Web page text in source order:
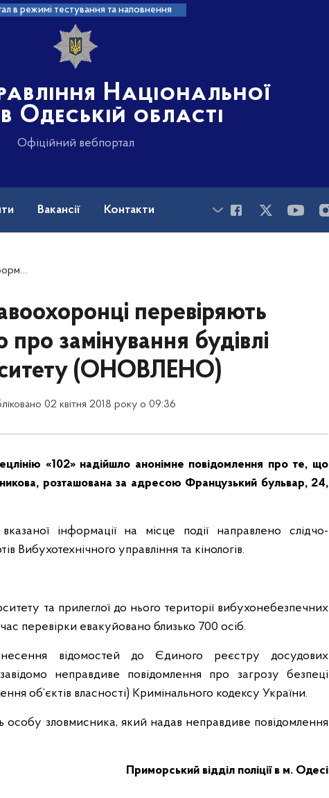
в режимі тестування та наповнення
Національної
в Одеській області
Офіційний вебпортал
Вакансії Контакти
перевіряють
замінування будівлі
(ОНОВЛЕНО)
02 квітня 2018 року о 09:36
«102» надійшло анонімне повідомлення про те, що
розташована за адресою Французький бульвар, 24,
інформації на місце події направлено слідчо-
Вибухотехнічного управління та кінологів.
та прилеглої до нього території вибухонебезпечних
перевірки евакуйовано близько 700 осіб.
відомостей до Єдиного реєстру досудових
неправдиве повідомлення про загрозу безпеці
об’єктів власності) Кримінального кодексу України.
особу зловмисника, який надав неправдиве повідомлення
Приморський відділ поліції в м. Одесі